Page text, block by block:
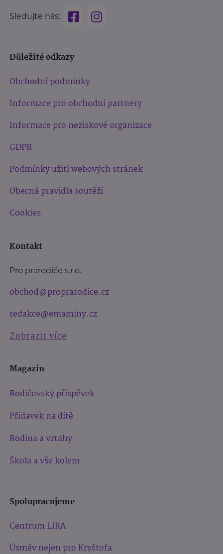
Sledujte nás:
Důležité odkazy
Obchodní podmínky
Informace pro obchodní partnery
Informace pro neziskové organizace
GDPR
Podmínky užití webových stránek
Obecná pravidla soutěží
Cookies
Kontakt
Pro prarodiče s.r.o.
obchod@proprarodice.cz
redakce@emaminy.cz
Zobrazit více
Magazín
Rodičovský příspěvek
Přídavek na dítě
Rodina a vztahy
Škola a vše kolem
Spolupracujeme
Centrum LIRA
Úsměv nejen pro Kryštofa